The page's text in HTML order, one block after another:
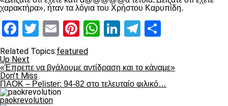
χαρακτήρα», ήταν τα λόγια του Χρήστου Καρυπίδη.
Facebook
Twitter
EmailPinterest
WhatsApp
LinkedIn
Telegram
Related Topics:featured
Up Next
«Έπρεπε να βγάλουμε αντίδραση και το κάναμε»
Don't Miss
ΠΑΟΚ – Pelister: 94-82 στο τελευταίο φιλικό…
paokrevolution